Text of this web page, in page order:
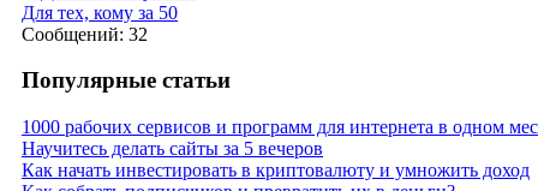
Для тех, кому за 50
Сообщений: 32
Популярные статьи
1000 рабочих сервисов и программ для интернета в одном
Научитесь делать сайты за 5 вечеров
Как начать инвестировать в криптовалюту и умножить доход